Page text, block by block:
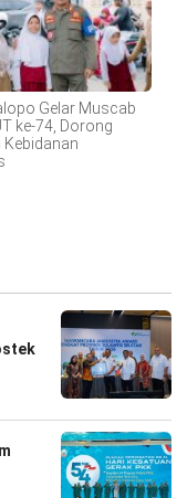
Gelar Muscab
ke-74, Dorong
Kebidanan